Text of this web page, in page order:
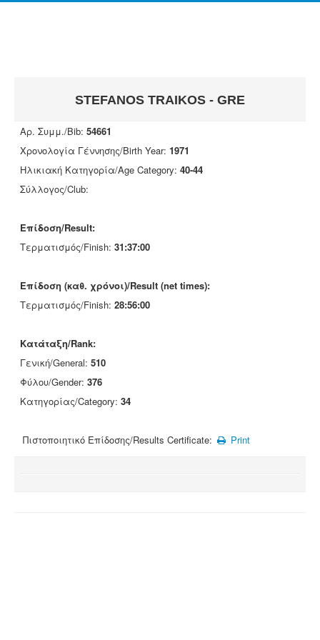
STEFANOS TRAIKOS - GRE
Αρ. Συμμ./Bib: 54661
Χρονολογία Γέννησης/Birth Year: 1971
Ηλικιακή Κατηγορία/Age Category: 40-44
Σύλλογος/Club:
Επίδοση/Result:
Τερματισμός/Finish: 31:37:00
Επίδοση (καθ. χρόνοι)/Result (net times):
Τερματισμός/Finish: 28:56:00
Κατάταξη/Rank:
Γενική/General: 510
Φύλου/Gender: 376
Κατηγορίας/Category: 34
Πιστοποιητικό Επίδοσης/Results Certificate: Print